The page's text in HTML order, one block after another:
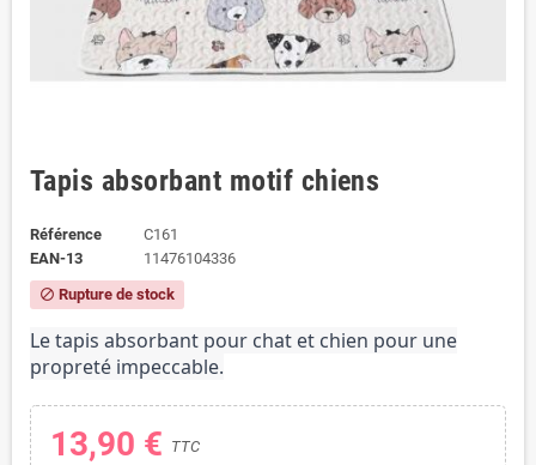
Tapis absorbant motif chiens
Référence
C161
EAN-13
11476104336
block Rupture de stock
Le tapis absorbant pour chat et chien pour une
propreté impeccable.
13,90 € TTC